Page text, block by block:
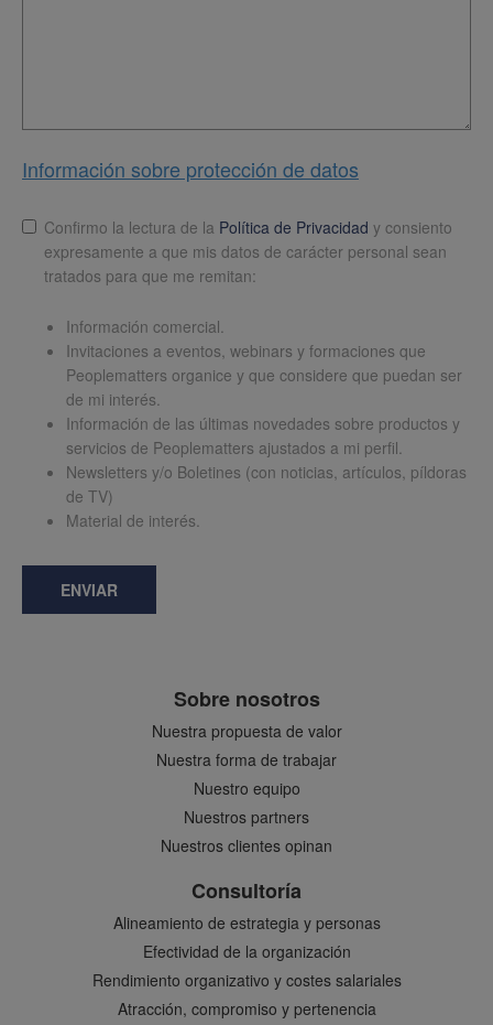
Información sobre protección de datos
LopdConfirmo la lectura de la Política de Privacidad y consiento
expresamente a que mis datos de carácter personal sean
tratados para que me remitan:
Información comercial.
Invitaciones a eventos, webinars y formaciones que
Peoplematters organice y que considere que puedan ser
de mi interés.
Información de las últimas novedades sobre productos y
servicios de Peoplematters ajustados a mi perfil.
Newsletters y/o Boletines (con noticias, artículos, píldoras
de TV)
Material de interés.
ENVIAR
Sobre nosotros
Nuestra propuesta de valor
Nuestra forma de trabajar
Nuestro equipo
Nuestros partners
Nuestros clientes opinan
Consultoría
Alineamiento de estrategia y personas
Efectividad de la organización
Rendimiento organizativo y costes salariales
Atracción, compromiso y pertenencia